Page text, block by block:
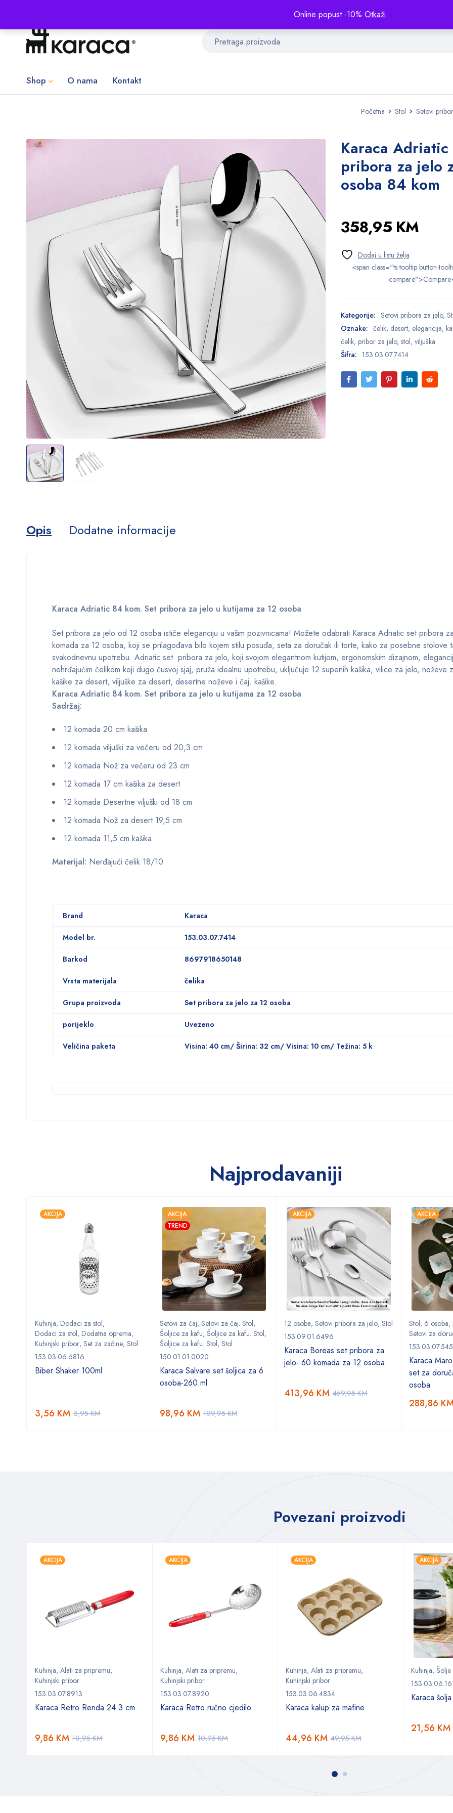
Online popust -10% Otkaži
Shop O nama Kontakt
Početna Stol Setovi
Karaca Adriatic
pribora za jelo
osoba 84 kom
358,95 KM
<span class="ts-tooltip button-
Kategorije: Setovi pribora za jelo,
Oznake: čelik, desert, elegancija,
čelik, pribor za jelo, stol, viljuška
Šifra: 153.03.07.7414
Opis Dodatne informacije
Karaca Adriatic 84 kom. Set pribora za jelo u kutijama za 12 osoba
Set pribora za jelo od 12 osoba ističe eleganciju u vašim pozivnicama! Možete odabrati Karaca Adriatic set pribora
komada za 12 osoba, koji se prilagođava bilo kojem stilu posuđa, seta za doručak ili torte, kako za posebne stolove
svakodnevnu upotrebu. Adriatic set pribora za jelo, koji svojom elegantnom kutijom, ergonomskim dizajnom,
nehrđajućim čelikom koji dugo čusvoj sjaj, pruža idealnu upotrebu, uključuje 12 supenih kašika, vilice za jelo, noževe
kašike za desert, viljuške za desert, desertne noževe i čaj. kašike.
Karaca Adriatic 84 kom. Set pribora za jelo u kutijama za 12 osoba
Sadržaj:
12 komada 20 cm kašika
12 komada viljuški za večeru od 20,3 cm
12 komada Nož za večeru od 23 cm
12 komada 17 cm kašika za desert
12 komada Desertne viljuški od 18 cm
12 komada Nož za desert 19,5 cm
12 komada 11,5 cm kašika
Materijal: Nerđajući čelik 18/10
Brand Karaca
Model br. 153.03.07.7414
Barkod 8697918650148
Vrsta materijala čelika
Grupa proizvoda Set pribora za jelo za 12 osoba
porijeklo Uvezeno
Veličina paketa Visina: 40 cm/ Širina: 32 cm/ Visina: 10 cm/ Težina: 5 k
Najprodavaniji
AKCIJA
Kuhinja, Dodaci za stol,
Dodaci za stol, Dodatna oprema,
Kuhinjski pribor, Set za začine, Stol
153.03.06.6816
Biber Shaker 100ml
3,95KM
3,56 KM
AKCIJA
TREND
Setovi za čaj, Setovi za čaj. Stol,
Šoljice za kafu, Šoljice za kafu. Stol,
Šoljice za kafu. Stol, Stol
150.01.01.0020
Karaca Salvare set šoljica za 6
osoba-260 ml
109,95KM
98,96 KM
AKCIJA
12 osoba, Setovi pribora za jelo, Stol
153.09.01.6496
Karaca Boreas set pribora za
jelo- 60 komada za 12 osoba
459,95KM
413,96 KM
AKCIJA
Stol, 6 osoba,
Setovi za
Karaca
set za
osoba
288,86
Povezani proizvodi
AKCIJA
Kuhinja, Alati za pripremu,
Kuhinjski pribor
153.03.07.8913
Karaca Retro Renda 24.3 cm
10,95KM
9,86 KM
AKCIJA
Kuhinja, Alati za pripremu,
Kuhinjski pribor
153.03.07.8920
Karaca Retro ručno cjedilo
10,95KM
9,86 KM
AKCIJA
Kuhinja, Alati za pripremu,
Kuhinjski pribor
153.03.06.4834
Karaca kalup za mafine
49,95KM
44,96 KM
AKCIJA
Kuhinja,
Karaca
21,56 KM